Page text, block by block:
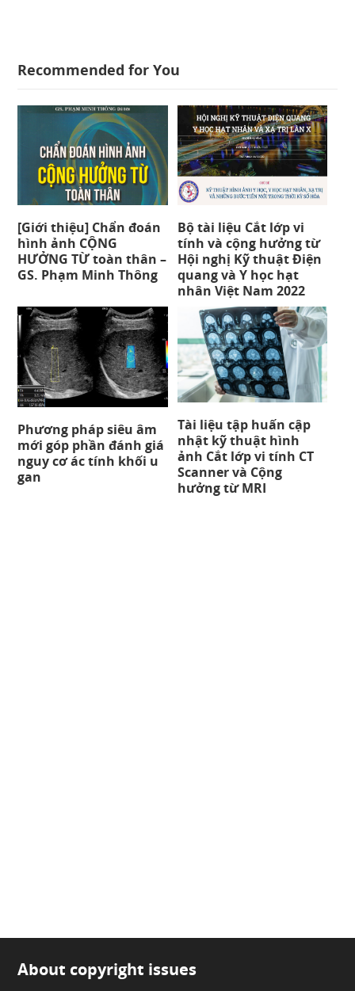
Recommended for You
[Giới thiệu] Chẩn đoán
hình ảnh CỘNG
HƯỞNG TỪ toàn thân –
GS. Phạm Minh Thông
Bộ tài liệu Cắt lớp vi
tính và cộng hưởng từ
Hội nghị Kỹ thuật Điện
quang và Y học hạt
nhân Việt Nam 2022
Phương pháp siêu âm
mới góp phần đánh giá
nguy cơ ác tính khối u
gan
Tài liệu tập huấn cập
nhật kỹ thuật hình
ảnh Cắt lớp vi tính CT
Scanner và Cộng
hưởng từ MRI
About copyright issues